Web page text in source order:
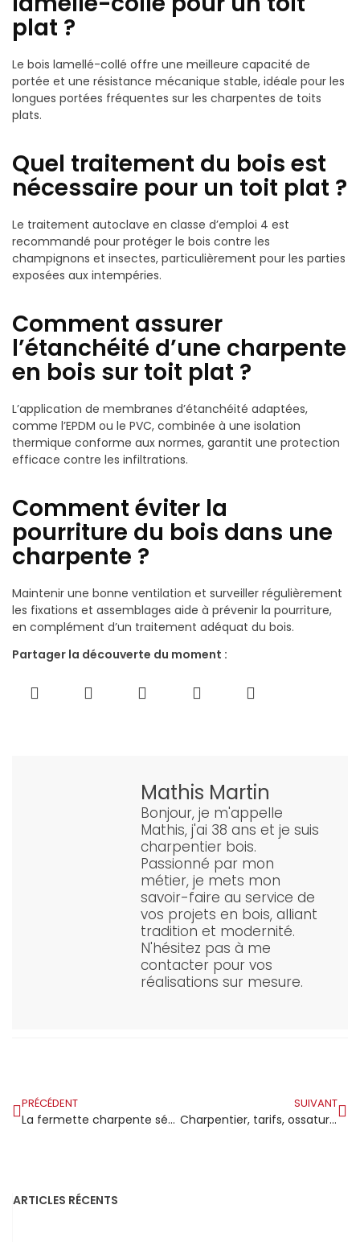
plat ?
Le bois lamellé-collé offre une meilleure capacité de
portée et une résistance mécanique stable, idéale pour les
longues portées fréquentes sur les charpentes de toits
plats.
Quel traitement du bois est
nécessaire pour un toit plat ?
Le traitement autoclave en classe d’emploi 4 est
recommandé pour protéger le bois contre les
champignons et insectes, particulièrement pour les parties
exposées aux intempéries.
Comment assurer
l’étanchéité d’une charpente
en bois sur toit plat ?
L’application de membranes d’étanchéité adaptées,
comme l’EPDM ou le PVC, combinée à une isolation
thermique conforme aux normes, garantit une protection
efficace contre les infiltrations.
Comment éviter la
pourriture du bois dans une
charpente ?
Maintenir une bonne ventilation et surveiller régulièrement
les fixations et assemblages aide à prévenir la pourriture,
en complément d’un traitement adéquat du bois.
Partager la découverte du moment :
Mathis Martin
Bonjour, je m'appelle
Mathis, j'ai 38 ans et je suis
charpentier bois.
Passionné par mon
métier, je mets mon
savoir-faire au service de
vos projets en bois, alliant
tradition et modernité.
N'hésitez pas à me
contacter pour vos
réalisations sur mesure.
PRÉCÉDENT
La fermette charpente séduit les constructeurs modernes pour son coût très réduit
SUIVANT
Charpentier, tarifs, ossature : le coût en région bois
ARTICLES RÉCENTS